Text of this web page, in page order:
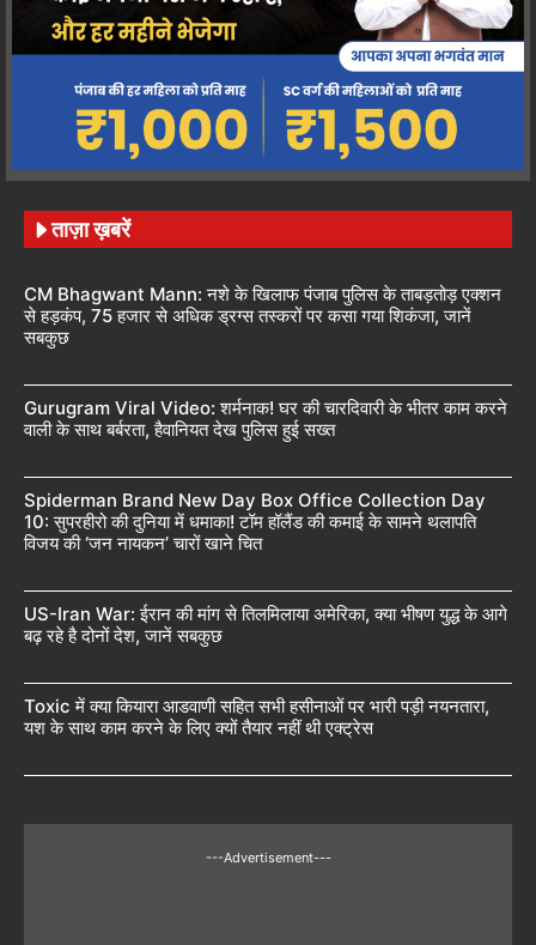
ताज़ा ख़बरें
CM Bhagwant Mann: नशे के खिलाफ पंजाब पुलिस के ताबड़तोड़ एक्शन
से हड़कंप, 75 हजार से अधिक ड्रग्स तस्करों पर कसा गया शिकंजा, जानें
सबकुछ
Gurugram Viral Video: शर्मनाक! घर की चारदिवारी के भीतर काम करने
वाली के साथ बर्बरता, हैवानियत देख पुलिस हुई सख्त
Spiderman Brand New Day Box Office Collection Day
10: सुपरहीरो की दुनिया में धमाका! टॉम हॉलैंड की कमाई के सामने थलापति
विजय की ‘जन नायकन’ चारों खाने चित
US-Iran War: ईरान की मांग से तिलमिलाया अमेरिका, क्या भीषण युद्ध के आगे
बढ़ रहे है दोनों देश, जानें सबकुछ
Toxic में क्या कियारा आडवाणी सहित सभी हसीनाओं पर भारी पड़ी नयनतारा,
यश के साथ काम करने के लिए क्यों तैयार नहीं थी एक्ट्रेस
---Advertisement---